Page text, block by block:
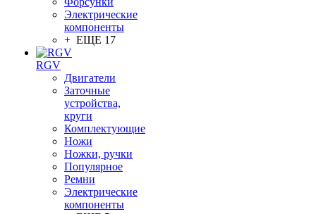
Электрические
компоненты
+ ЕЩЕ 17
RGV
Двигатели
Заточные
устройства,
круги
Комплектующие
Ножи
Ножки, ручки
Популярное
Ремни
Электрические
компоненты